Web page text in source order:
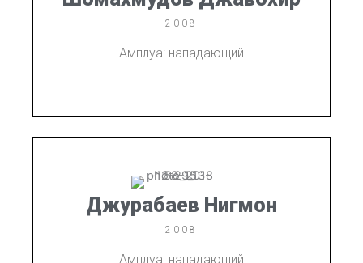
2008
Амплуа: нападающий
Джурабаев Нигмон
2008
Амплуа: нападающий